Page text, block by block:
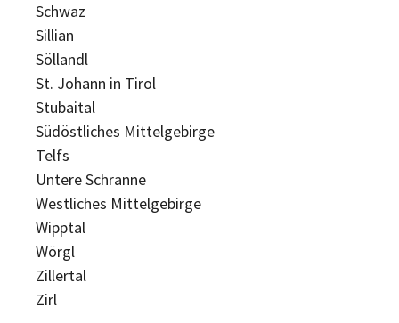
Schwaz
Sillian
Söllandl
St. Johann in Tirol
Stubaital
Südöstliches Mittelgebirge
Telfs
Untere Schranne
Westliches Mittelgebirge
Wipptal
Wörgl
Zillertal
Zirl